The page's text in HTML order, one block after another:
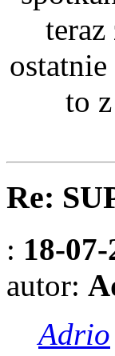
teraz
to
Re:
: 18-
autor:
Adrio